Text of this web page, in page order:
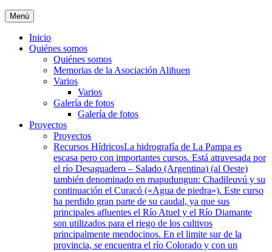
Menú
Inicio
Quiénes somos
Quiénes somos
Memorias de la Asociación Alihuen
Varios
Varios
Galería de fotos
Galería de fotos
Proyectos
Proyectos
Recursos HídricosLa hidrografía de La Pampa es
escasa pero con importantes cursos. Está atravesada por
el río Desaguadero – Salado (Argentina) (al Oeste)
también denominado en mapudungun: Chadileuvú y su
continuación el Curacó («Agua de piedra»). Este curso
ha perdido gran parte de su caudal, ya que sus
principales afluentes el Río Atuel y el Río Diamante
son utilizados para el riego de los cultivos
principalmente mendocinos. En el limite sur de la
provincia, se encuentra el río Colorado y con un